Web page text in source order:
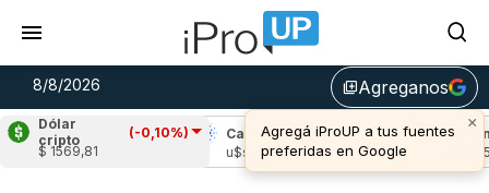
8/8/2026 library_addAgreganos
×
Agregá iProUP a tus fuentes
preferidas en Google
Dólar
cripto
(-0,10%)
$ 1569,81
(0,36%)
Cardano (0,23%)
u$s 0,20